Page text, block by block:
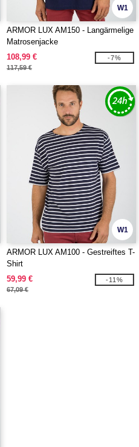
W1
ARMOR LUX AM150 - Langärmelige
Matrosenjacke
108,99 €
117,59 €
-7%
W1
ARMOR LUX AM100 - Gestreiftes T-
Shirt
59,99 €
67,09 €
-11%